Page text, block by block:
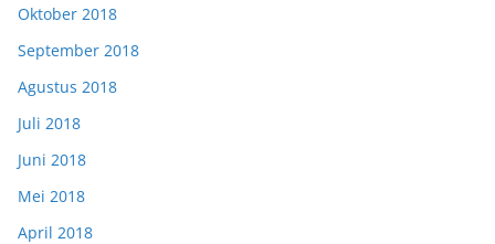
Oktober 2018
September 2018
Agustus 2018
Juli 2018
Juni 2018
Mei 2018
April 2018